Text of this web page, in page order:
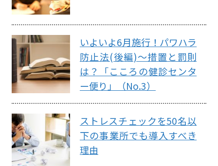
いよいよ6月施行！パワハラ
防止法(後編)～措置と罰則
は？「こころの健診センタ
ー便り」（No.3）
ストレスチェックを50名以
下の事業所でも導入すべき
理由